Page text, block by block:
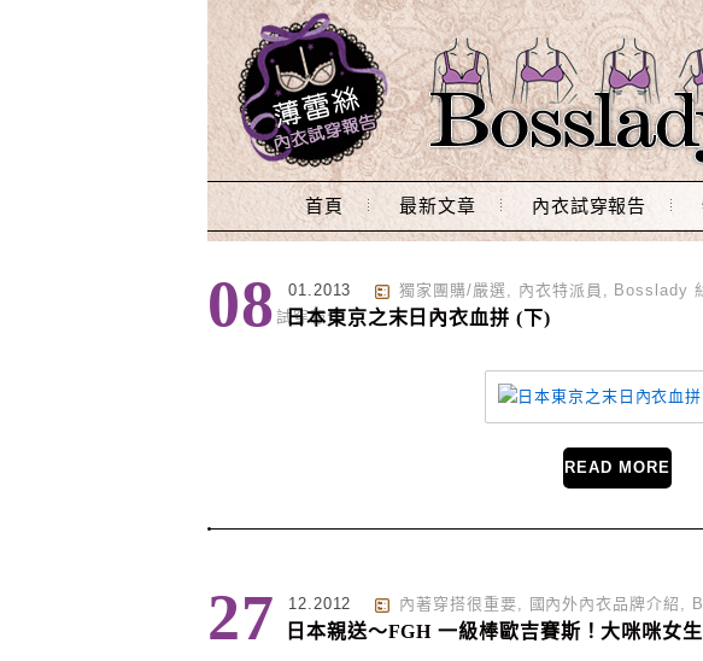
Main Menu
首頁 最新文章 內衣試穿報告
08 01.2013 獨家團購/嚴選, 內衣特派員 , Bosslady
試穿報告
日本東京之末日內衣血拼 (下)
READ MORE
27 12.2012 內著穿搭很重要, 國內外內衣品牌介紹 ,
日本親送～FGH 一級棒歐吉賽斯！大咪咪女